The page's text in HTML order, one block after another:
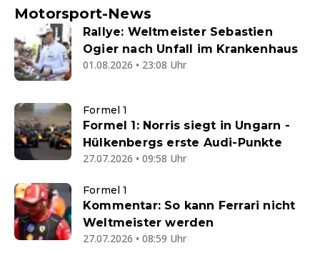
Motorsport-News
Rallye: Weltmeister Sebastien
Ogier nach Unfall im Krankenhaus
01.08.2026 • 23:08 Uhr
Formel 1
Formel 1: Norris siegt in Ungarn -
Hülkenbergs erste Audi-Punkte
27.07.2026 • 09:58 Uhr
Formel 1
Kommentar: So kann Ferrari nicht
Weltmeister werden
27.07.2026 • 08:59 Uhr